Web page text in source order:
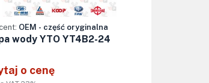
OEM - część oryginalna
wody YTO YT4B2-24
o cenę